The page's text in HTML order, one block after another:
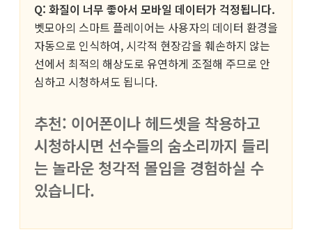
Q: 화질이 너무 좋아서 모바일 데이터가 걱정됩니다.
벳모아의 스마트 플레이어는 사용자의 데이터 환경을
자동으로 인식하여, 시각적 현장감을 훼손하지 않는
선에서 최적의 해상도로 유연하게 조절해 주므로 안
심하고 시청하셔도 됩니다.
추천: 이어폰이나 헤드셋을 착용하고
시청하시면 선수들의 숨소리까지 들리
는 놀라운 청각적 몰입을 경험하실 수
있습니다.